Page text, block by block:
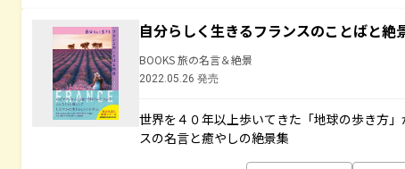
自分らしく生きるフランスのことばと絶
BOOKS 旅の名言＆絶景
2022.05.26 発売
世界を４０年以上歩いてきた「地球の歩き方
スの名言と癒やしの絶景集